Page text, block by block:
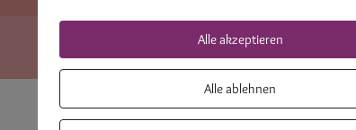
Alle akzeptieren
Alle ablehnen